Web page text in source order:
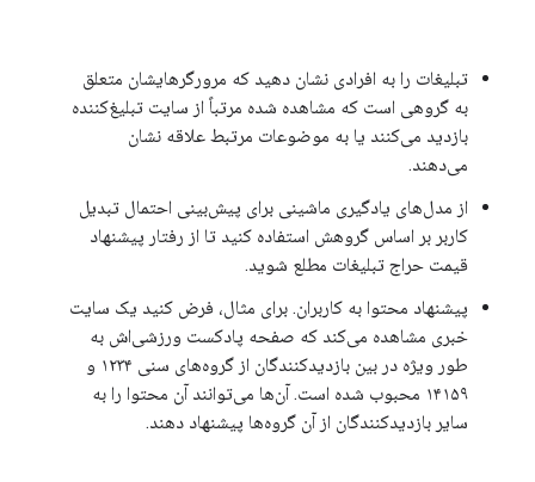
تبلیغات را به افرادی نشان دهید که مرورگرهایشان متعلق
به گروهی است که مشاهده شده مرتباً از سایت تبلیغ‌کننده
بازدید می‌کنند یا به موضوعات مرتبط علاقه نشان
می‌دهند.
از مدل‌های یادگیری ماشینی برای پیش‌بینی احتمال تبدیل
کاربر بر اساس گروهش استفاده کنید تا از رفتار پیشنهاد
قیمت حراج تبلیغات مطلع شوید.
پیشنهاد محتوا به کاربران. برای مثال، فرض کنید یک سایت
خبری مشاهده می‌کند که صفحه پادکست ورزشی‌اش به
طور ویژه در بین بازدیدکنندگان از گروه‌های سنی ۱۲۳۴ و
۱۴۱۵۹ محبوب شده است. آن‌ها می‌توانند آن محتوا را به
سایر بازدیدکنندگان از آن گروه‌ها پیشنهاد دهند.